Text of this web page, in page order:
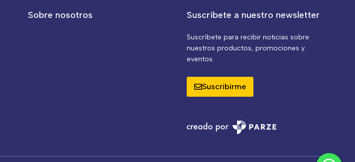
Sobre nosotros Suscríbete a nuestro newsletter
Suscríbete para recibir noticias sobre
nuestros productos, promociones y
eventos.
Suscribirme